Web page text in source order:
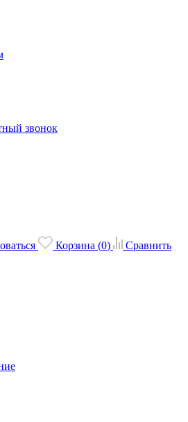
звонок
Корзина (0)
Сравнить